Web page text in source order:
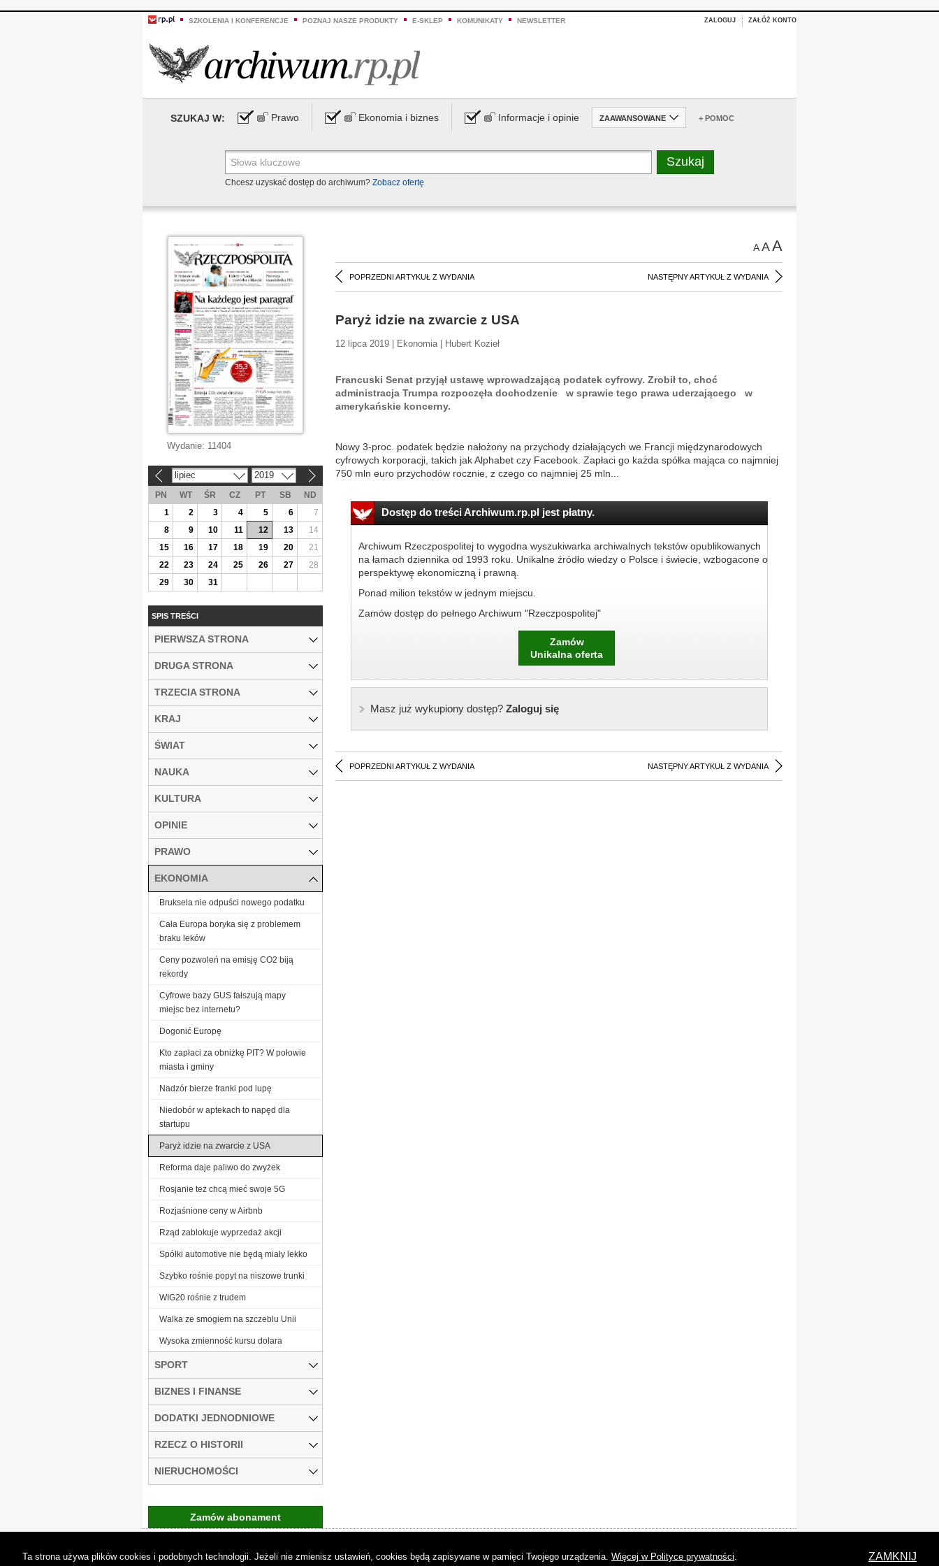
SZKOLENIA I KONFERENCJE POZNAJ NASZE PRODUKTY E-SKLEP KOMUNIKATY NEWSLETTER ZALOGUJ ZAŁÓŻ KONTO
SZUKAJ W: Prawo Ekonomia i biznes Informacje i opinie ZAAWANSOWANE + POMOC
Chcesz uzyskać dostęp do archiwum? Zobacz ofertę
AAA
POPRZEDNI ARTYKUŁ Z WYDANIA NASTĘPNY ARTYKUŁ Z WYDANIA
Paryż idzie na zwarcie z USA
12 lipca 2019 | Ekonomia | Hubert Kozieł
Francuski Senat przyjął ustawę wprowadzającą podatek cyfrowy. Zrobił to, choć
administracja Trumpa rozpoczęła dochodzenie w sprawie tego prawa uderzającego w
amerykańskie koncerny.
Nowy 3-proc. podatek będzie nałożony na przychody działających we Francji międzynarodowych
cyfrowych korporacji, takich jak Alphabet czy Facebook. Zapłaci go każda spółka mająca co najmniej
750 mln euro przychodów rocznie, z czego co najmniej 25 mln...
Dostęp do treści Archiwum.rp.pl jest płatny.
Archiwum Rzeczpospolitej to wygodna wyszukiwarka archiwalnych tekstów opublikowanych
na łamach dziennika od 1993 roku. Unikalne źródło wiedzy o Polsce i świecie, wzbogacone o
perspektywę ekonomiczną i prawną.
Ponad milion tekstów w jednym miejscu.
Zamów dostęp do pełnego Archiwum "Rzeczpospolitej"
Zamów
Unikalna oferta
Masz już wykupiony dostęp?Zaloguj się
POPRZEDNI ARTYKUŁ Z WYDANIA NASTĘPNY ARTYKUŁ Z WYDANIA
Wydanie: 11404
lipiec 2019
PN WT ŚR CZ PT SB
ND
1
2 3 4 5 6
7
8
9 10 11 12 13
14
15
16 17 18 19 20
21
22
23 24 25 26 27
28
29
30 31
SPIS TREŚCI
PIERWSZA STRONA
DRUGA STRONA
TRZECIA STRONA
KRAJ
ŚWIAT
NAUKA
KULTURA
OPINIE
PRAWO
EKONOMIA
Bruksela nie odpuści nowego podatku
Cała Europa boryka się z problemem
braku leków
Ceny pozwoleń na emisję CO2 biją
rekordy
Cyfrowe bazy GUS fałszują mapy
miejsc bez internetu?
Dogonić Europę
Kto zapłaci za obniżkę PIT? W połowie
miasta i gminy
Nadzór bierze franki pod lupę
Niedobór w aptekach to napęd dla
startupu
Paryż idzie na zwarcie z USA
Reforma daje paliwo do zwyżek
Rosjanie też chcą mieć swoje 5G
Rozjaśnione ceny w Airbnb
Rząd zablokuje wyprzedaż akcji
Spółki automotive nie będą miały lekko
Szybko rośnie popyt na niszowe trunki
WIG20 rośnie z trudem
Walka ze smogiem na szczeblu Unii
Wysoka zmienność kursu dolara
SPORT
BIZNES I FINANSE
DODATKI JEDNODNIOWE
RZECZ O HISTORII
NIERUCHOMOŚCI
Zamów abonament
Ta strona używa plików cookies i podobnych technologii. Jeżeli nie zmienisz ustawień, cookies będą zapisywane w pamięci Twojego urządzenia. Więcej w Polityce prywatności. ZAMKNIJ